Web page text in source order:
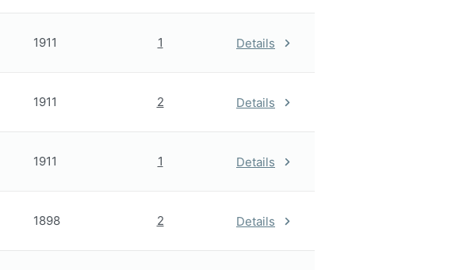
1911 1 Details
1911 2 Details
1911 1 Details
1898 2 Details